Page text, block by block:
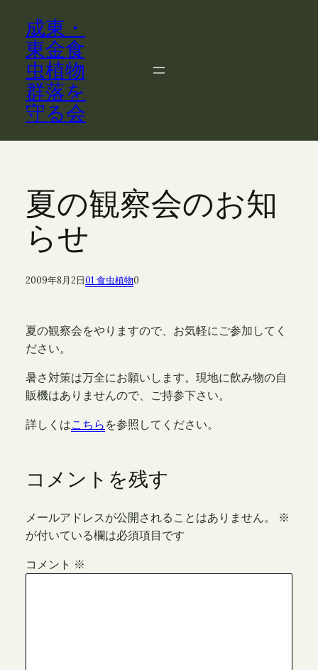
成東・
東金食
虫植物
群落を
守る会
夏の観察会のお知
らせ
2009年8月2日01 食虫植物0
夏の観察会をやりますので、お気軽にご参加してく
ださい。
暑さ対策は万全にお願いします。現地に飲み物の自
販機はありませんので、ご持参下さい。
詳しくはこちら を参照してください。
コメントを残す
メールアドレスが公開されることはありません。
※
が付いている欄は必須項目です
コメント ※